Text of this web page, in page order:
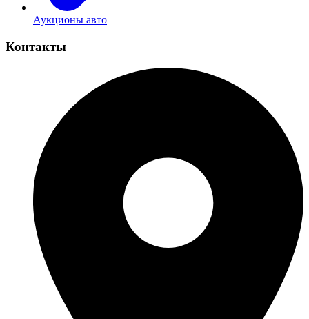
Аукционы авто
Контакты